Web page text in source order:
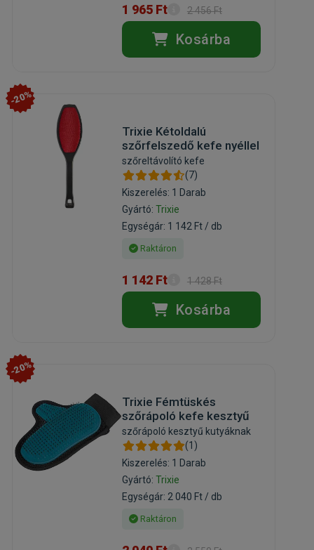
1 965 Ft 2 456 Ft
Kosárba
-20%
Trixie Kétoldalú
szőrfelszedő kefe nyéllel
szőreltávolító kefe
(7)
Kiszerelés: 1 Darab
Gyártó: Trixie
Egységár: 1 142 Ft / db
Raktáron
1 142 Ft 1 428 Ft
Kosárba
-20%
Trixie Fémtüskés
szőrápoló kefe kesztyű
szőrápoló kesztyű kutyáknak
(1)
Kiszerelés: 1 Darab
Gyártó: Trixie
Egységár: 2 040 Ft / db
Raktáron